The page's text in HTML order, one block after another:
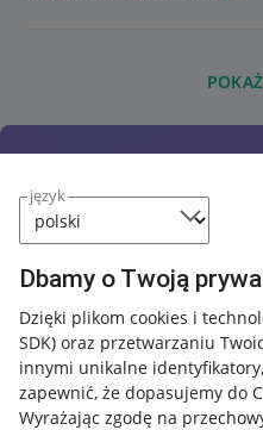
język
Dbamy o Twoją
Dzięki plikom cookies i
SDK) oraz przetwarzaniu
innymi unikalne
zapewnić, że dopasujemy do
Wyrażając zgodę na